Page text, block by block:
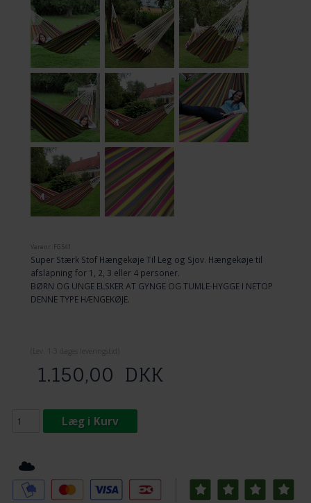
Varenr. FG541
Super Stærk Stof Hængekøje Til Leg og Sjov. Hængekøje til
afslapning for 1, 2, 3 eller 4 personer.
BØRN OG UNGE ELSKER AT GYNGE OG TUMLE-HYGGE I NETOP
DENNE TYPE HÆNGEKØJE.
1.150,00 DKK
Læg i Kurv